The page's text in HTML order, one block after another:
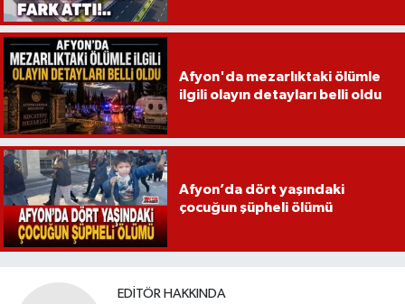
Afyon'da mezarlıktaki ölümle
ilgili olayın detayları belli oldu
Afyon’da dört yaşındaki
çocuğun şüpheli ölümü
EDITÖR HAKKINDA